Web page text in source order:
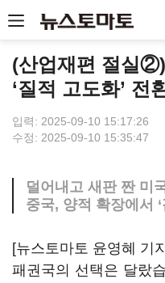
(산업재편 절실②)
‘질적 고도화’ 전
입력: 2025-09-10 15:17:26
수정: 2025-09-10 15:35:47
덜어내고 새판 짠 미
중국, 양적 확장에서 ‘
[뉴스토마토 윤영혜 기
패권국의 선택은 달랐